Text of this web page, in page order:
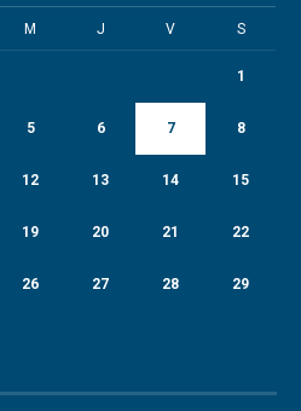
M J V S
1
5 6 7 8
12 13 14 15
19 20 21 22
26 27 28 29